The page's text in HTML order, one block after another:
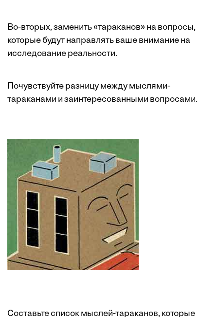
Во-вторых, заменить «тараканов» на вопросы,
которые будут направлять ваше внимание на
исследование реальности.
Почувствуйте разницу между мыслями-
тараканами и заинтересованными вопросами.
Составьте список мыслей-тараканов, которые